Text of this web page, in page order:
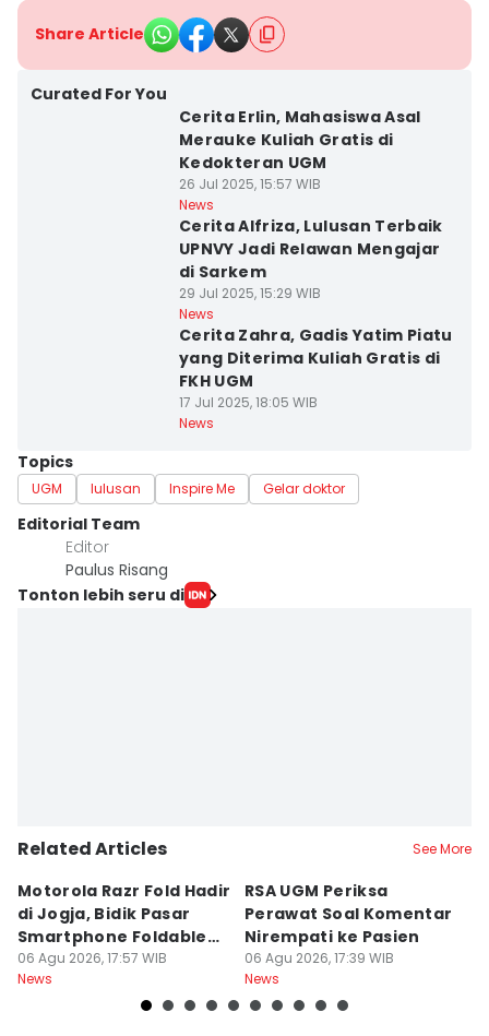
Share Article
Curated For You
Cerita Erlin, Mahasiswa Asal
Merauke Kuliah Gratis di
Kedokteran UGM
26 Jul 2025, 15:57 WIB
News
Cerita Alfriza, Lulusan Terbaik
UPNVY Jadi Relawan Mengajar
di Sarkem
29 Jul 2025, 15:29 WIB
News
Cerita Zahra, Gadis Yatim Piatu
yang Diterima Kuliah Gratis di
FKH UGM
17 Jul 2025, 18:05 WIB
News
Topics
UGM lulusan Inspire Me Gelar doktor
Editorial Team
Editor
Paulus Risang
Tonton lebih seru di
Related Articles See More
Motorola Razr Fold Hadir
di Jogja, Bidik Pasar
Smartphone Foldable
Premium
06 Agu 2026, 17:57 WIB
News
RSA UGM Periksa
Perawat Soal Komentar
Nirempati ke Pasien
06 Agu 2026, 17:39 WIB
News